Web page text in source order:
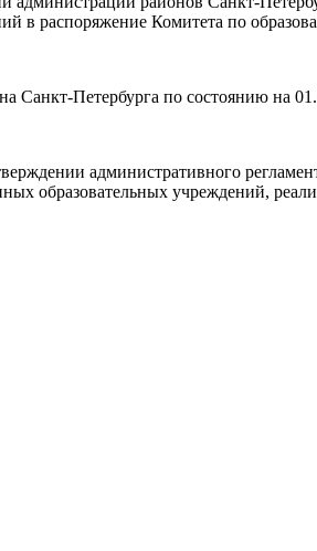
в распоряжение Комитета по
Санкт-Петербурга по состоянию на
административного
образовательных учреждений,